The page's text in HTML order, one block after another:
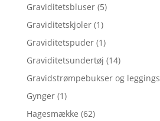
Graviditetsbluser (5)
Graviditetskjoler (1)
Graviditetspuder (1)
Graviditetsundertøj (14)
Gravidstrømpebukser og leggings
Gynger (1)
Hagesmække (62)